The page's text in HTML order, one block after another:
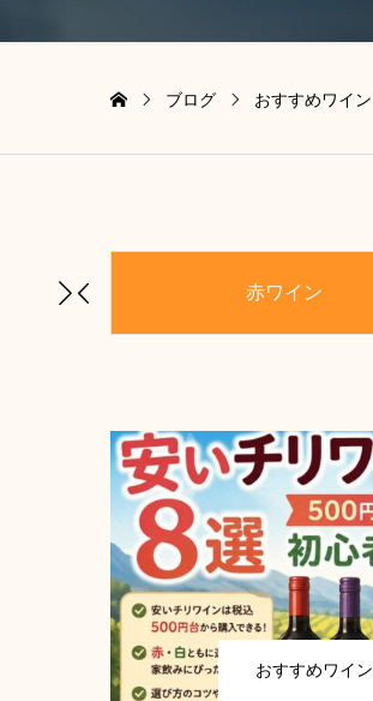
ブログ おすすめワイン
赤ワイン
おすすめワイン